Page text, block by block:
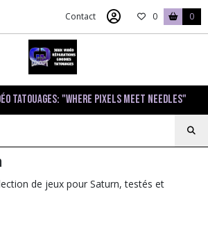
Contact 0 0
Tatouages: "Where pixels meet needles"
de jeux pour Saturn, testés et